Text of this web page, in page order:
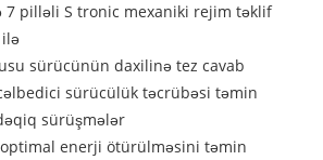
7 pilləli S tronic mexaniki rejim təklif
sürücünün daxilinə tez cavab
sürücülük təcrübəsi təmin
sürüşmələr
enerji ötürülməsini təmin